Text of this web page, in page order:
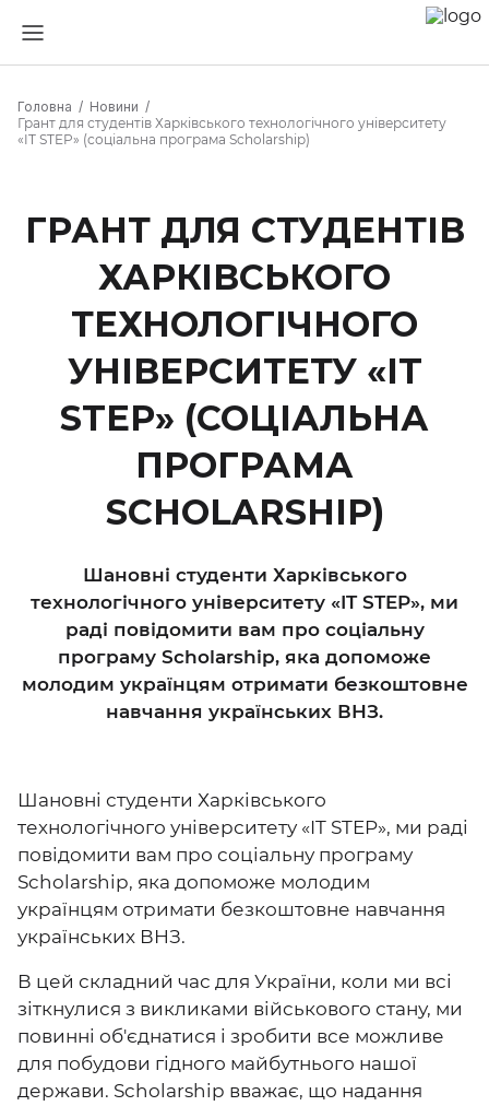
Головна
Новини
Грант для студентів Харківського технологічного університету
«IT STEP» (соціальна програма Scholarship)
ГРАНТ ДЛЯ СТУДЕНТІВ
ХАРКІВСЬКОГО
ТЕХНОЛОГІЧНОГО
УНІВЕРСИТЕТУ «IT
STEP» (СОЦІАЛЬНА
ПРОГРАМА
SCHOLARSHIP)
Шановні студенти Харківського
технологічного університету «IT STEP», ми
раді повідомити вам про соціальну
програму Scholarship, яка допоможе
молодим українцям отримати безкоштовне
навчання українських ВНЗ.
Шановні студенти Харківського
технологічного університету «IT STEP», ми раді
повідомити вам про соціальну програму
Scholarship, яка допоможе молодим
українцям отримати безкоштовне навчання
українських ВНЗ.
В цей складний час для України, коли ми всі
зіткнулися з викликами військового стану, ми
повинні об'єднатися і зробити все можливе
для побудови гідного майбутнього нашої
держави. Scholarship вважає, що надання